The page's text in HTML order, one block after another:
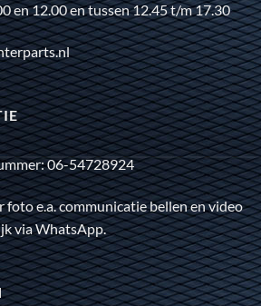
en 12.00 en tussen 12.45 t/m 17.30
06-54728924
foto e.a. communicatie bellen en video
via WhatsApp.